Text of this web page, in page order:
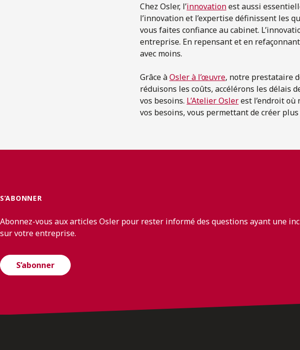
Chez Osler, l’innovationest aussi
l’innovation et l’expertise définissent les
vous faites confiance au cabinet.
entreprise. En repensant et en
avec moins.
Grâce àOsler à l’œuvre, notre prestataire
réduisons les coûts, accélérons les délais
vos besoins. L’Atelier Oslerest l’endroit
vos besoins, vous permettant de créer
S’ABONNER
Abonnez-vous aux articles Osler pour rester informé des questions ayant une
sur votre entreprise.
S’abonner